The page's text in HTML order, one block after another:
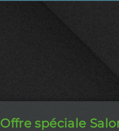
Offre spéciale